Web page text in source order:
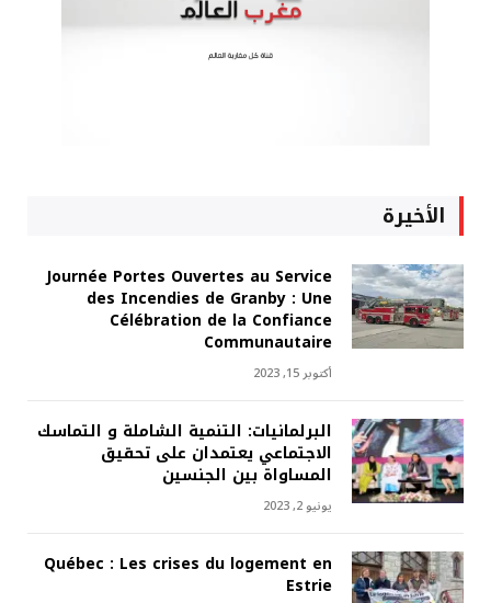
الأخيرة
Journée Portes Ouvertes au Service
des Incendies de Granby : Une
Célébration de la Confiance
Communautaire
أكتوبر 15, 2023
البرلمانيات: التنمية الشاملة و التماسك
الاجتماعي يعتمدان على تحقيق
المساواة بين الجنسين
يونيو 2, 2023
Québec : Les crises du logement en
Estrie